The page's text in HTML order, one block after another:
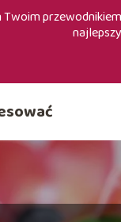
Twoim